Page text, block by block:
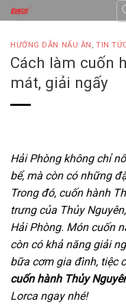
Skip
to
content
HƯỚNG DẪN NẤU ĂN ,TIN
Cách làm cuốn
mát, giải ngấy
Hải Phòng không chỉ
bể, mà còn có những
Trong đó, cuốn hành
trưng của Thủy
Hải Phòng. Món cuốn
còn có khả năng giải
bữa cơm gia đình, tiệc
cuốn hành Thủy
Lorca ngay nhé!